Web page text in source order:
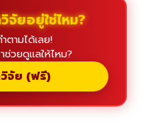
จัยอยู่ใช่ไหม?
ตามได้เลย!
ช่วยดูแลให้ไหม?
วิจัย (ฟรี)